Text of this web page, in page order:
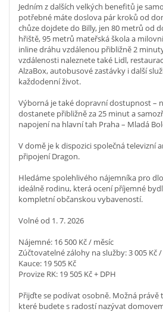
Jedním z dalších velkých benefitů je
potřebné máte doslova pár kroků od
chůze dojdete do Billy, jen 80 metrů od
hřiště, 95 metrů mateřská škola a
inline dráhu vzdálenou přibližně 2
vzdálenosti naleznete také Lidl,
AlzaBox, autobusové zastávky i další
každodenní život.
Výborná je také dopravní dostupnost –
dostanete přibližně za 25 minut a
napojení na hlavní tah Praha – Mladá
V domě je k dispozici společná televizní
připojení Dragon.
Hledáme spolehlivého nájemníka pro
ideálně rodinu, která ocení příjemné
kompletní občanskou vybaveností.
Volné od 1. 7. 2026
Nájemné: 16 500 Kč / měsíc
Zúčtovatelné zálohy na služby: 3 005 Kč
Kauce: 19 505 Kč
Provize RK: 19 505 Kč + DPH
Přijďte se podívat osobně. Možná právě
které budete s radostí nazývat